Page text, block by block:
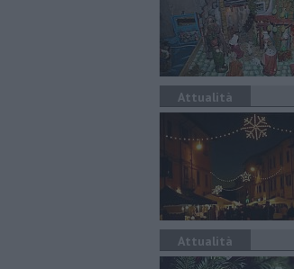
Attualità
Attualità